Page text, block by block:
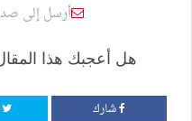
أرسل إلى
هل أعجبك هذا
شارك